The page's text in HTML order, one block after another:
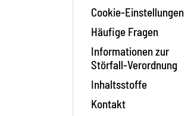
Cookie-Einstellungen
Häufige Fragen
Informationen zur
Störfall-Verordnung
Inhaltsstoffe
Kontakt